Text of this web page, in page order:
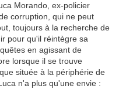
Morando, ex-policier
corruption, qui ne peut
toujours à la recherche de
pour qu'il réintègre sa
en agissant de
lorsque il se trouve
située à la périphérie de
n'a plus qu'une envie :